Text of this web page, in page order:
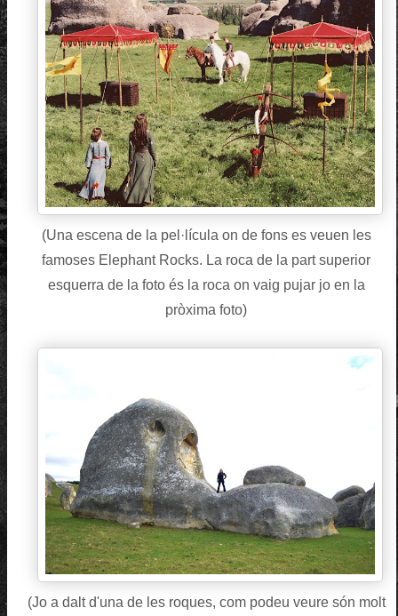
(Una escena de la pel·lícula on de fons es veuen les
famoses Elephant Rocks. La roca de la part superior
esquerra de la foto és la roca on vaig pujar jo en la
pròxima foto)
(Jo a dalt d'una de les roques, com podeu veure són molt